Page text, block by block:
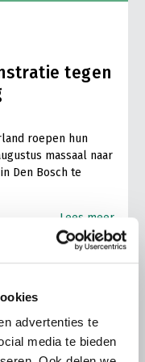
advertenties te
media te bieden
tegen
roepen hun
massaal naar
Den Bosch te
Lees meer